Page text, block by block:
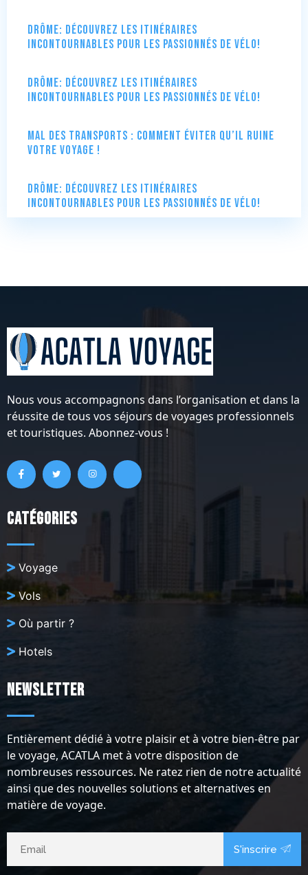
Drôme: Découvrez les itinéraires
incontournables pour les passionnés de vélo!
Drôme: Découvrez les itinéraires
incontournables pour les passionnés de vélo!
Mal des transports : comment éviter qu’il ruine
votre voyage !
Drôme: Découvrez les itinéraires
incontournables pour les passionnés de vélo!
Nous vous accompagnons dans l’organisation et dans la
réussite de tous vos séjours de voyages professionnels
et touristiques. Abonnez-vous !
Catégories
Voyage
Vols
Où partir ?
Hotels
Newsletter
Entièrement dédié à votre plaisir et à votre bien-être par
le voyage, ACATLA met à votre disposition de
nombreuses ressources. Ne ratez rien de notre actualité
ainsi que des nouvelles solutions et alternatives en
matière de voyage.
S'inscrire